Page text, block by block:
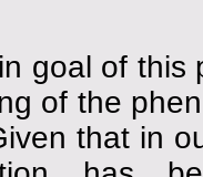
goal of this
of the
that in